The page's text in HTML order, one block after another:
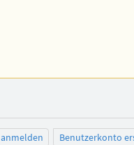
anmelden Benutzerkonto